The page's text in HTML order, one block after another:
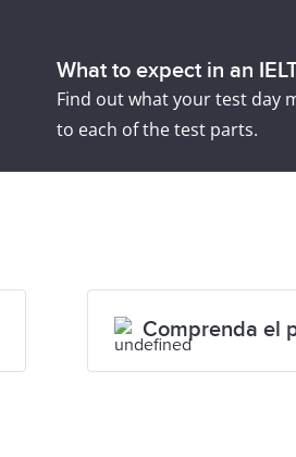
What to expect in an
Find out what your test day
to each of the test parts.
Comprenda el